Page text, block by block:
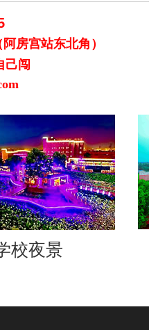
房宫站东北角）
己闯
校夜景